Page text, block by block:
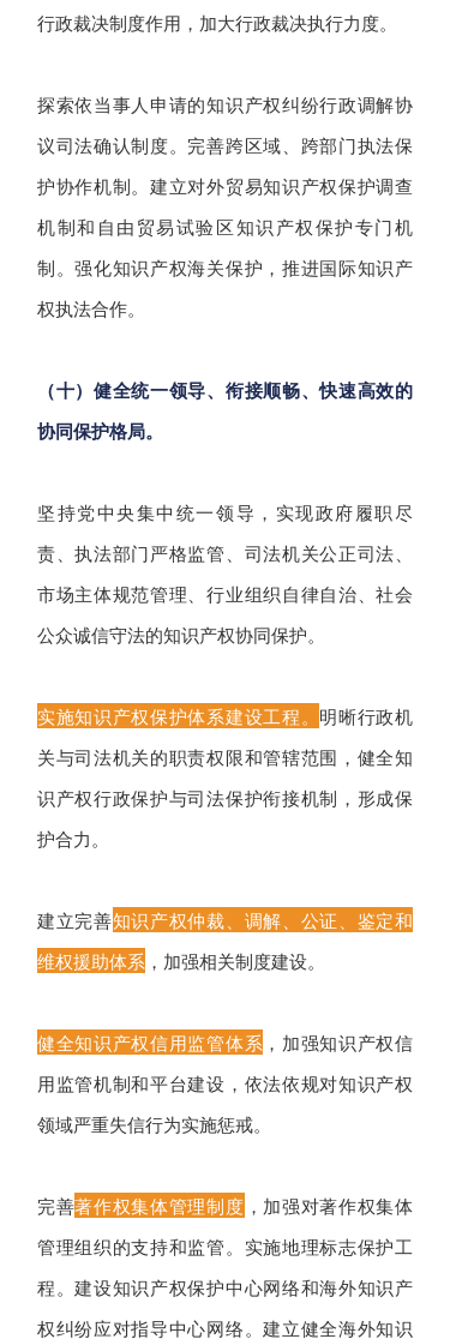
行政裁决制度作用，加大行政裁决执行力度。
探索依当事人申请的知识产权纠纷行政调解协
议司法确认制度。完善跨区域、跨部门执法保
护协作机制。建立对外贸易知识产权保护调查
机制和自由贸易试验区知识产权保护专门机
制。强化知识产权海关保护，推进国际知识产
权执法合作。
（十）健全统一领导、衔接顺畅、快速高效的
协同保护格局。
坚持党中央集中统一领导，实现政府履职尽
责、执法部门严格监管、司法机关公正司法、
市场主体规范管理、行业组织自律自治、社会
公众诚信守法的知识产权协同保护。
实施知识产权保护体系建设工程。 明晰行政机
关与司法机关的职责权限和管辖范围，健全知
识产权行政保护与司法保护衔接机制，形成保
护合力。
建立完善知识产权仲裁、调解、公证、鉴定和
维权援助体系 ，加强相关制度建设。
健全知识产权信用监管体系 ，加强知识产权信
用监管机制和平台建设，依法依规对知识产权
领域严重失信行为实施惩戒。
完善著作权集体管理制度 ，加强对著作权集体
管理组织的支持和监管。实施地理标志保护工
程。建设知识产权保护中心网络和海外知识产
权纠纷应对指导中心网络。建立健全海外知识